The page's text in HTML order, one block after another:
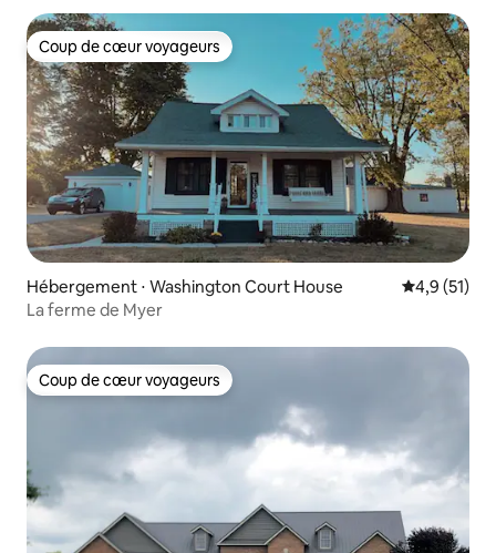
Coup de cœur voyageurs
Coup de cœur voyageurs
Hébergement ⋅ Washington Court House Évaluation
4,9 (51)
La ferme de Myer
Coup de cœur voyageurs
Coup de cœur voyageurs